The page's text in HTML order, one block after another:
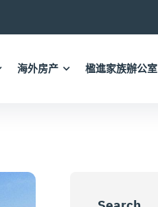
海外房产 楹進家族辦公室